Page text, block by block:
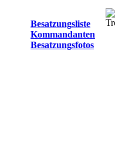
Besatzungsliste
Kommandanten
Besatzungsfotos